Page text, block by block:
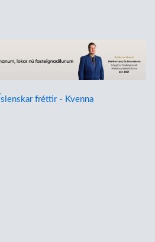
Íslenskar fréttir - Kvenna